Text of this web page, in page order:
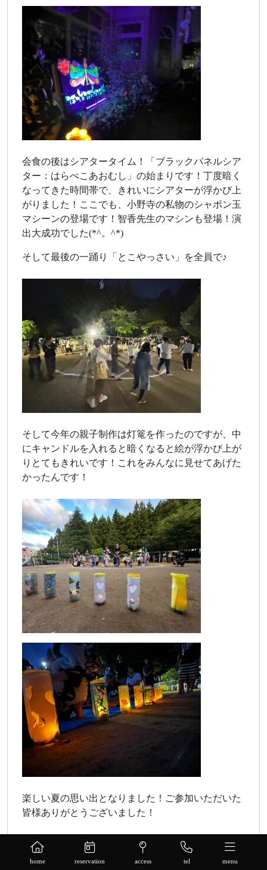
home reservation access tel menu
会食の後はシアタータイム！「ブラックパネルシア
ター：はらぺこあおむし」の始まりです！丁度暗く
なってきた時間帯で、きれいにシアターが浮かび上
がりました！ここでも、小野寺の私物のシャボン玉
マシーンの登場です！智香先生のマシンも登場！演
出大成功でした(*^。^*)
そして最後の一踊り「とこやっさい」を全員で♪
そして今年の親子制作は灯篭を作ったのですが、中
にキャンドルを入れると暗くなると絵が浮かび上が
りとてもきれいです！これをみんなに見せてあげた
かったんです！
楽しい夏の思い出となりました！ご参加いただいた
皆様ありがとうございました！